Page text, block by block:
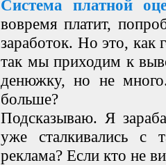
Система платной
вовремя платит,
заработок. Но это, как
так мы приходим к
денюжку, но не
больше?
Подсказываю. Я
уже сталкивались с
реклама? Если кто не